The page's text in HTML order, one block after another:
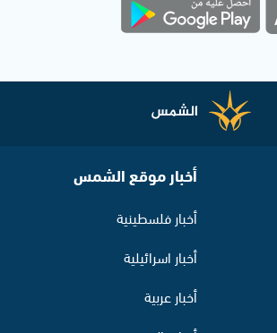
أخبار موقع الشمس
أخبار فلسطينية
أخبار اسرائيلية
أخبار عربية